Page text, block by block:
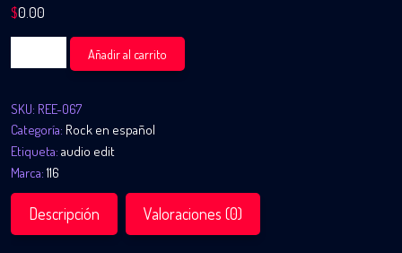
$0.00
Vidi
-
Viviendo
de
Noche
116
bpm
(Redrum
Añadir al carrito
SKU: REE-067
Categoría: Rock en español
Etiqueta: audio edit
Marca:116
Descripción Valoraciones (0)